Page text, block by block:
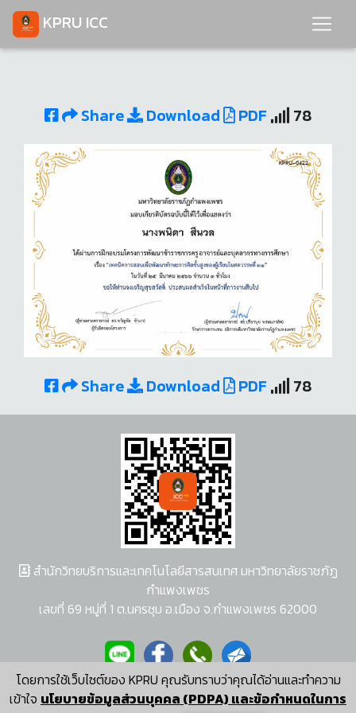
KPRU ICC
Share Download PDF 78
Share Download PDF 78
โดยการใช้เว็บไซต์ของ KPRU คุณรับทราบว่าคุณได้อ่านและทำความ
เข้าใจ นโยบายข้อมูลส่วนบุคคล (PDPA) และข้อกำหนดในการ
สำนักวิทยบริการและเทคโนโลยีสารสนเทศ มหาวิทยาลัยราชภัฏ
กำแพงเพชร
เลขที่ 69 หมู่ที่ 1 ต.นครชุม อ.เมือง จ.กำแพงเพชร 62000
ผู้พัฒนาระบบ อนุชา พวงผกา